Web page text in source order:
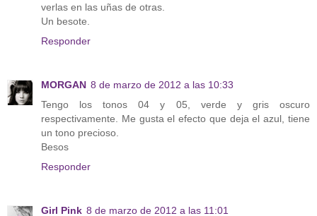
verlas en las uñas de otras.
Un besote.
Responder
MORGAN 8 de marzo de 2012 a las 10:33
Tengo los tonos 04 y 05, verde y gris oscuro
respectivamente. Me gusta el efecto que deja el azul, tiene
un tono precioso.
Besos
Responder
Girl Pink 8 de marzo de 2012 a las 11:01